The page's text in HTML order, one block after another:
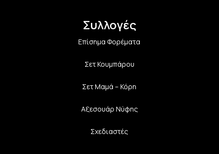
Συλλογές
Επίσημα Φορέματα
Σετ Κουμπάρου
Σετ Μαμά – Κόρη
Αξεσουάρ Νύφης
Σχεδιαστές